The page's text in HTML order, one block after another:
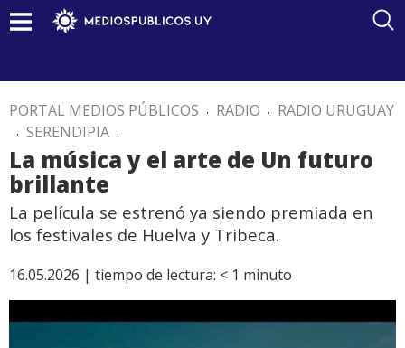
PORTAL MEDIOS PÚBLICOS . RADIO . RADIO URUGUAY
. SERENDIPIA .
La música y el arte de Un futuro
brillante
La película se estrenó ya siendo premiada en
los festivales de Huelva y Tribeca.
16.05.2026 | tiempo de lectura: < 1 minuto